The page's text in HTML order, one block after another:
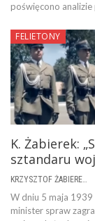
poświęcono
FELIETONY
K. Żabierek:
sztandaru
KRZYSZTOF ŻABIEREK
W dniu 5 maja
minister spraw